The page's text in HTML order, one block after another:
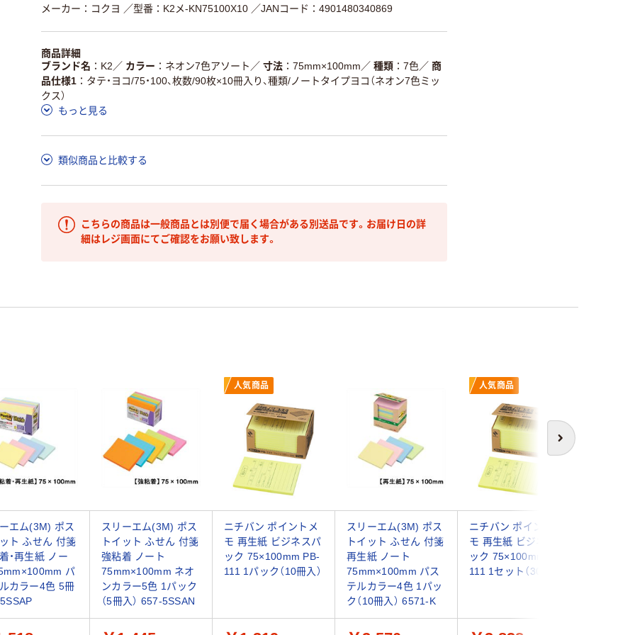
メーカー：コクヨ ／型番：K2メ-KN75100X10 ／JANコード：4901480340869
商品詳細
ブランド名
K2 ／ カラー ネオン7色アソート ／ 寸法 75mm×100mm ／ 種類 7色 ／ 商
品仕様1
タテ・ヨコ/75・100、枚数/90枚×10冊入り、種類/ノートタイプヨコ（ネオン7色ミッ
クス）
もっと見る
類似商品と比較する
こちらの商品は一般商品とは別便で届く場合がある別送品です。お届け日の詳
細はレジ画面にてご確認をお願い致します。
次へ
人気商品 人気商品
エム(3M) ポス
ト ふせん 付箋
・再生紙 ノー
パ
カラー4色 5冊
スリーエム(3M) ポス
トイット ふせん 付箋
強粘着 ノート
75mm×100mm ネオ
ンカラー5色 1パック
（5冊入） 657-5SSAN
ニチバン ポイントメ
モ 再生紙 ビジネスパ
ック 75×100mm PB-
111 1パック（10冊入）
スリーエム(3M) ポス
トイット ふせん 付箋
再生紙 ノート
75mm×100mm パス
テルカラー4色 1パッ
ク（10冊入） 6571-K
ニチバン ポイントメ
モ 再生紙 ビジネスパ
ック 75×100mm PB-
111 1セット（30冊入）